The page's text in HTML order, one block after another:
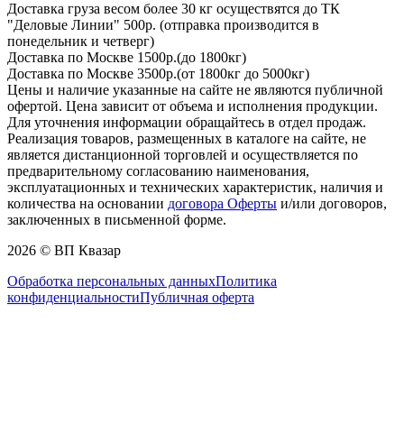
Доставка груза весом более 30 кг осуществятся до ТК
"Деловые Линии" 500р. (отправка производится в
понедельник и четверг)
Доставка по Москве 1500р.(до 1800кг)
Доставка по Москве 3500р.(от 1800кг до 5000кг)
Цены и наличие указанные на сайте не являются публичной
офертой. Цена зависит от объема и исполнения продукции.
Для уточнения информации обращайтесь в отдел продаж.
Реализация товаров, размещенных в каталоге на сайте, не
является дистанционной торговлей и осуществляется по
предварительному согласованию наименования,
эксплуатационных и технических характеристик, наличия и
количества на основании договора Оферты и/или договоров,
заключенных в письменной форме.
2026 © ВП Квазар
Обработка персональных данныхПолитика
конфиденциальностиПубличная оферта